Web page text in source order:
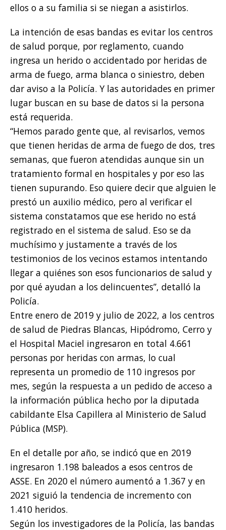
ellos o a su familia si se niegan a asistirlos.
La intención de esas bandas es evitar los centros
de salud porque, por reglamento, cuando
ingresa un herido o accidentado por heridas de
arma de fuego, arma blanca o siniestro, deben
dar aviso a la Policía. Y las autoridades en primer
lugar buscan en su base de datos si la persona
está requerida.
“Hemos parado gente que, al revisarlos, vemos
que tienen heridas de arma de fuego de dos, tres
semanas, que fueron atendidas aunque sin un
tratamiento formal en hospitales y por eso las
tienen supurando. Eso quiere decir que alguien le
prestó un auxilio médico, pero al verificar el
sistema constatamos que ese herido no está
registrado en el sistema de salud. Eso se da
muchísimo y justamente a través de los
testimonios de los vecinos estamos intentando
llegar a quiénes son esos funcionarios de salud y
por qué ayudan a los delincuentes”, detalló la
Policía.
Entre enero de 2019 y julio de 2022, a los centros
de salud de Piedras Blancas, Hipódromo, Cerro y
el Hospital Maciel ingresaron en total 4.661
personas por heridas con armas, lo cual
representa un promedio de 110 ingresos por
mes, según la respuesta a un pedido de acceso a
la información pública hecho por la diputada
cabildante Elsa Capillera al Ministerio de Salud
Pública (MSP).
En el detalle por año, se indicó que en 2019
ingresaron 1.198 baleados a esos centros de
ASSE. En 2020 el número aumentó a 1.367 y en
2021 siguió la tendencia de incremento con
1.410 heridos.
Según los investigadores de la Policía, las bandas